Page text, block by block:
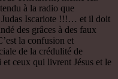
à la radio que
Judas Iscariote !!!… et il doit
des grâces à des faux
la confusion et
de la crédulité de
ceux qui livrent Jésus et le